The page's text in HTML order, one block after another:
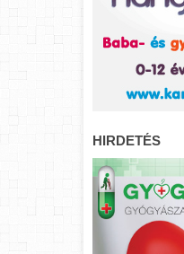
HIRDETÉS